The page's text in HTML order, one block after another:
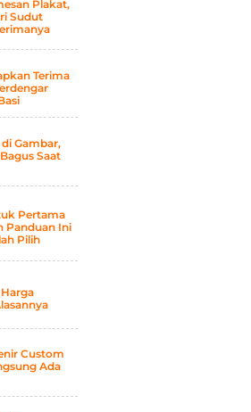
Plakat,
Sudut
Terima
Gambar,
Saat
Pertama
Panduan Ini
Pilih
Custom
Ada